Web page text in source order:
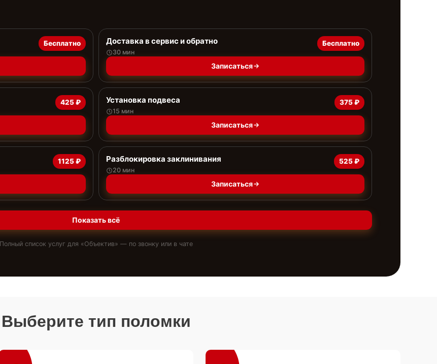
Бесплатно Доставка в сервис и обратно
30 мин
Бесплатно
Записаться
425 ₽ Установка подвеса
15 мин
375 ₽
Записаться
1125 ₽ Разблокировка заклинивания
20 мин
525 ₽
Записаться
Показать всё
Полный список услуг для «Объектив» — по звонку или в чате
Выберите тип поломки